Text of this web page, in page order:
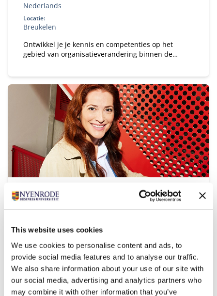
This website uses cookies
We use cookies to personalise content and ads, to
provide social media features and to analyse our traffic.
We also share information about your use of our site with
our social media, advertising and analytics partners who
may combine it with other information that you’ve
Nederlands
Locatie:
Breukelen
Ontwikkel je je kennis en competenties op het
gebied van organisatieverandering binnen de
Modulair Executive MBA in Business &
IT
Startdatum:
voorjaar & najaar
Taal:
Engels
Locatie:
Breukelen